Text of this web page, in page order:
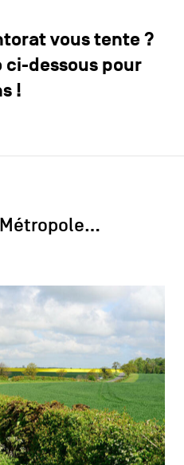
vous tente ?
ci-dessous pour
!